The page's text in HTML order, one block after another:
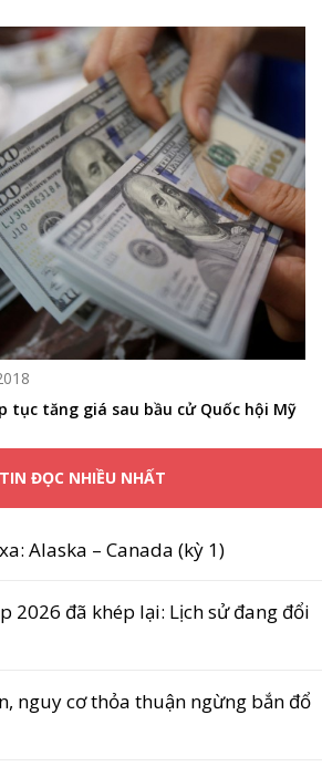
tục tăng giá sau bầu cử Quốc hội Mỹ
TIN ĐỌC NHIỀU NHẤT
Alaska – Canada (kỳ 1)
2026 đã khép lại: Lịch sử đang đổi
nguy cơ thỏa thuận ngừng bắn đổ